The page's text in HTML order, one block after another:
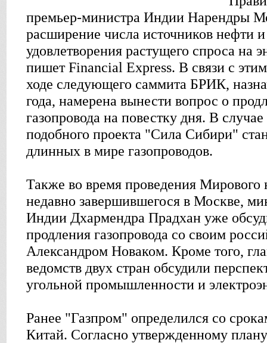
премьер-министра Индии Нарендры
расширение числа источников нефти и
удовлетворения растущего спроса на
пишет Financial Express. В связи с
ходе следующего саммита БРИК,
года, намерена вынести вопрос о
газопровода на повестку дня. В
подобного проекта "Сила Сибири"
длинных в мире газопроводов.
Также во время проведения Мирового
недавно завершившегося в Москве,
Индии Дхармендра Прадхан уже
продления газопровода со своим
Александром Новаком. Кроме того,
ведомств двух стран обсудили
угольной промышленности и
Ранее "Газпром" определился со
Китай. Согласно утвержденному